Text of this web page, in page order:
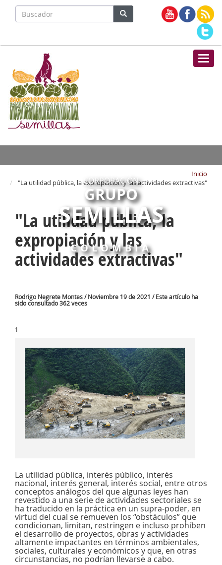
CORPORACIÓN
GRUPO
SEMILLAS
COLOMBIA
Inicio
"La utilidad pública, la expropiación y las actividades extractivas"
"La utilidad pública, la
expropiación y las
actividades extractivas"
Rodrigo Negrete Montes / Noviembre 19 de 2021 / Este artículo ha
sido consultado 362 veces
1
La utilidad pública, interés público, interés
nacional, interés general, interés social, entre otros
conceptos análogos del que algunas leyes han
revestido a una serie de actividades sectoriales se
ha traducido en la práctica en un supra-poder, en
virtud del cual se remueven los “obstáculos” que
condicionan, limitan, restringen e incluso prohíben
el desarrollo de proyectos, obras y actividades
altamente impactantes en términos ambientales,
sociales, culturales y económicos y que, en otras
circunstancias, no podrían llevarse a cabo.